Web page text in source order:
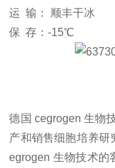
运 输：
顺丰干冰
保 存：-15℃
德国 cegrogen 生物
产和销售细胞培养研
egrogen 生物技术的